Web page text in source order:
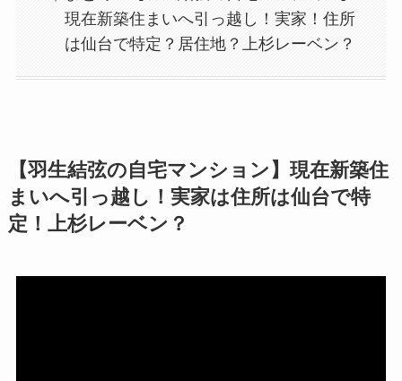
現在新築住まいへ引っ越し！実家！住所
は仙台で特定？居住地？上杉レーベン？
【羽生結弦の自宅マンション】現在新築住
まいへ引っ越し！実家は住所は仙台で特
定！上杉レーベン？